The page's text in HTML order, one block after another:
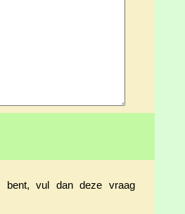
bent, vul dan deze vraag